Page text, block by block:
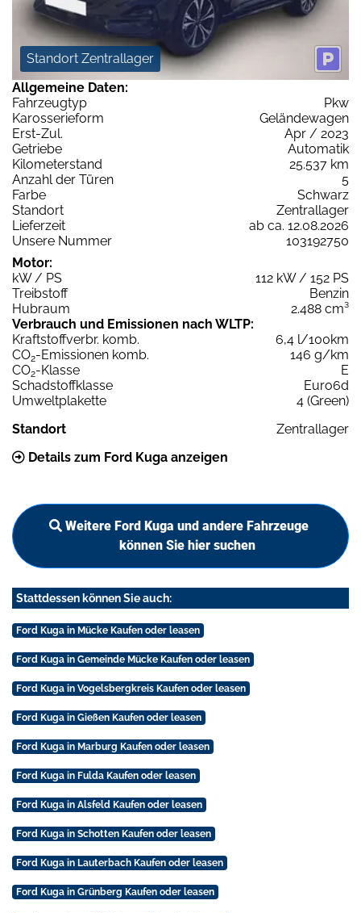
Standort Zentrallager
Allgemeine Daten:
Fahrzeugtyp
Pkw
Karosserieform
Geländewagen
Erst-Zul.
Apr / 2023
Getriebe
Automatik
Kilometerstand
25.537 km
Anzahl der Türen
5
Farbe
Schwarz
Standort
Zentrallager
Lieferzeit
ab ca. 12.08.2026
Unsere Nummer
103192750
Motor:
kW / PS
112 kW / 152 PS
Treibstoff
Benzin
Hubraum
2.488 cm³
Verbrauch und Emissionen nach WLTP:
Kraftstoffverbr. komb.
6,4 l/100km
CO2-Emissionen komb.
146 g/km
CO2-Klasse
E
Schadstoffklasse
Euro6d
Umweltplakette
4 (Green)
Standort
Zentrallager
Details zum Ford Kuga anzeigen
Weitere Ford Kuga und andere Fahrzeuge
können Sie hier suchen
Stattdessen können Sie auch:
Ford Kuga in Mücke Kaufen oder leasen
Ford Kuga in Gemeinde Mücke Kaufen oder leasen
Ford Kuga in Vogelsbergkreis Kaufen oder leasen
Ford Kuga in Gießen Kaufen oder leasen
Ford Kuga in Marburg Kaufen oder leasen
Ford Kuga in Fulda Kaufen oder leasen
Ford Kuga in Alsfeld Kaufen oder leasen
Ford Kuga in Schotten Kaufen oder leasen
Ford Kuga in Lauterbach Kaufen oder leasen
Ford Kuga in Grünberg Kaufen oder leasen